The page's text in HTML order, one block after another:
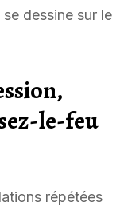
dessine sur le
le-feu
répétées